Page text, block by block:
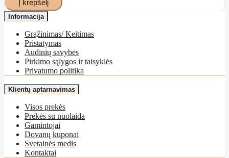
Informacija
Grąžinimas/ Keitimas
Pristatymas
Audinių savybės
Pirkimo sąlygos ir taisyklės
Privatumo politika
Klientų aptarnavimas
Visos prekės
Prekės su nuolaida
Gamintojai
Dovanų kuponai
Svetainės medis
Kontaktai